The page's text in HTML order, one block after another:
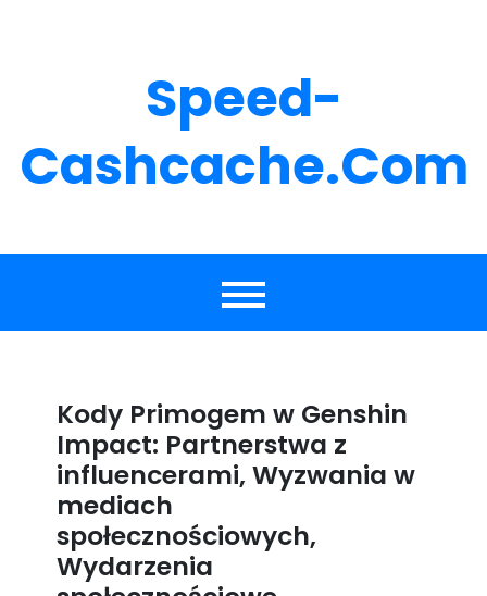
Speed-
Cashcache.com
Kody Primogem w Genshin
Impact: Partnerstwa z
influencerami, Wyzwania w
mediach
społecznościowych,
Wydarzenia